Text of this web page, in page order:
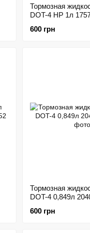
Тормозная
DOT-4 HP 1л
600 грн
Тормозная
DOT-4 0,849л
600 грн